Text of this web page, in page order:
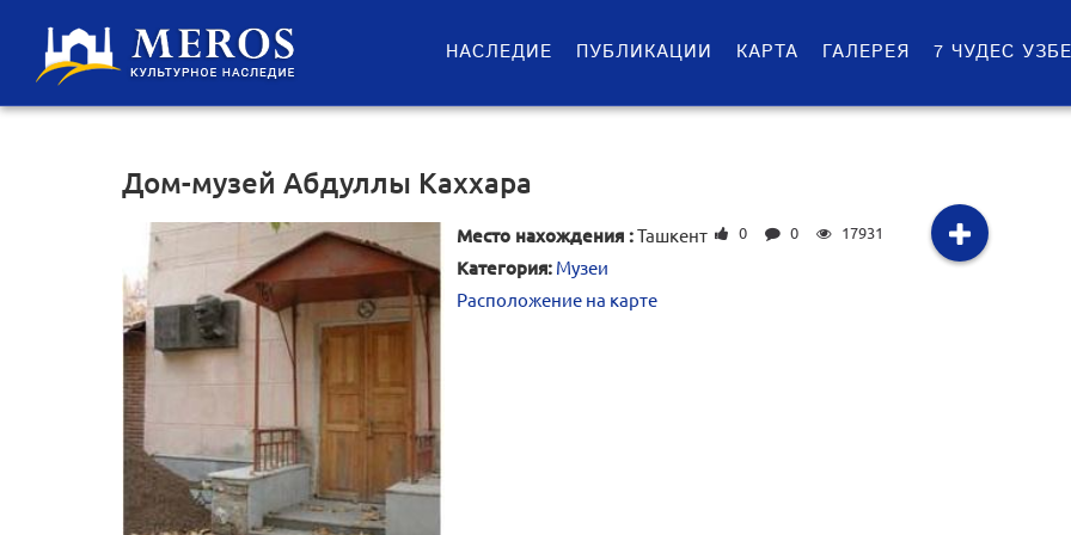
НАСЛЕДИЕ ПУБЛИКАЦИИ КАРТА ГАЛЕРЕЯ 7 ЧУДЕС
Дом-музей Абдуллы Каххара
Место нахождения :Ташкент
Категория: Музеи
Расположение на карте
0 0 17931